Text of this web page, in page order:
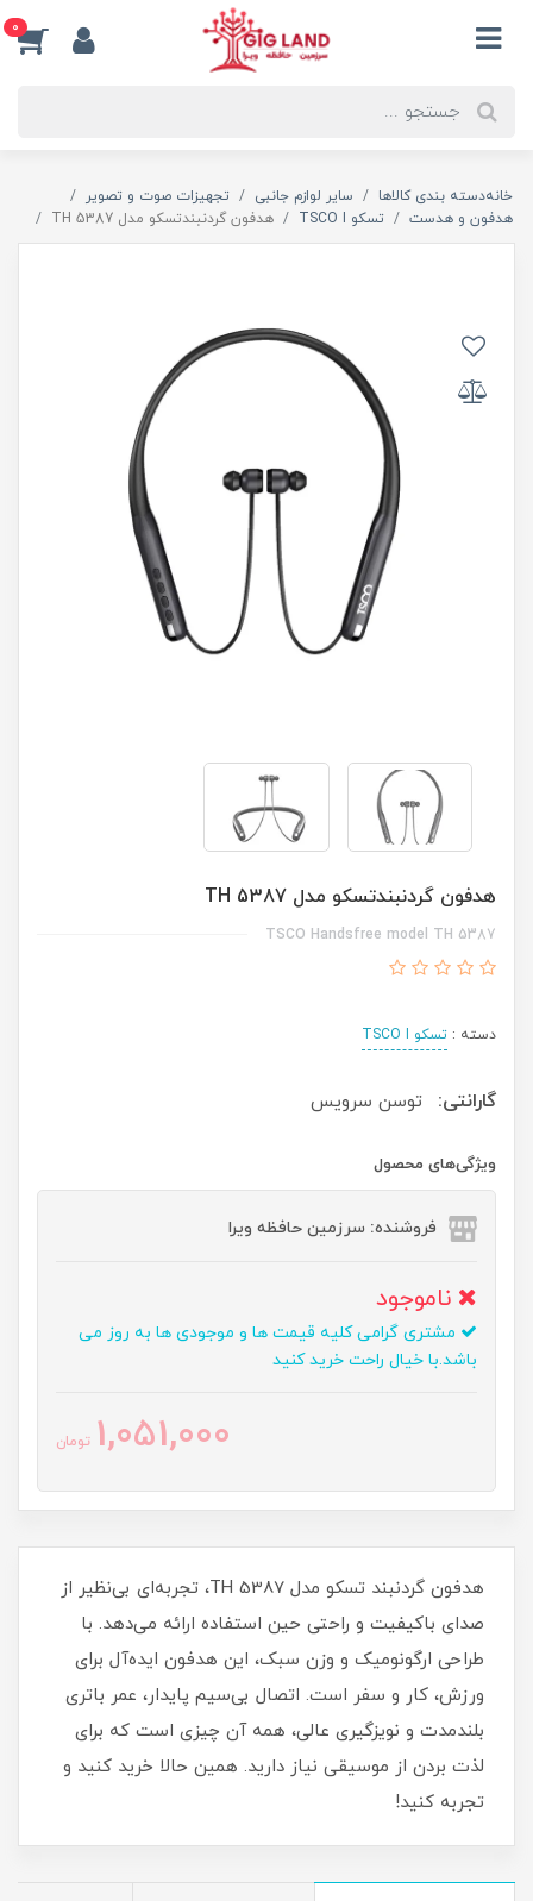
0
خانهدسته بندی کالاها سایر لوازم جانبی
تجهیزات صوت و تصویر
هدفون و هدست
تسکو TSCO I هدفون گردنبندتسکو مدل TH 5387
هدفون گردنبندتسکو مدل TH 5387
TSCO Handsfree model TH 5387
دسته : تسکو TSCO I
گارانتی: توسن سرویس
ویژگی‌های محصول
فروشنده: سرزمین حافظه ویرا
ناموجود
مشتری گرامی کلیه قیمت ها و موجودی ها به روز می
باشد.با خیال راحت خرید کنید
1,051,000 تومان
هدفون گردنبند تسکو مدل TH 5387، تجربه‌ای بی‌نظیر از
صدای باکیفیت و راحتی حین استفاده ارائه می‌دهد. با
طراحی ارگونومیک و وزن سبک، این هدفون ایده‌آل برای
ورزش، کار و سفر است. اتصال بی‌سیم پایدار، عمر باتری
بلندمدت و نویزگیری عالی، همه آن چیزی است که برای
لذت بردن از موسیقی نیاز دارید. همین حالا خرید کنید و
تجربه کنید!